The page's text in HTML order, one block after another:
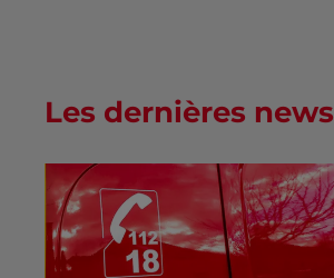
Les dernières news